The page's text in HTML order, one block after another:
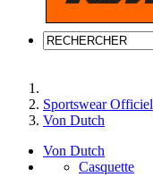
Sportswear Officiel
Von Dutch
Von Dutch
Casquette